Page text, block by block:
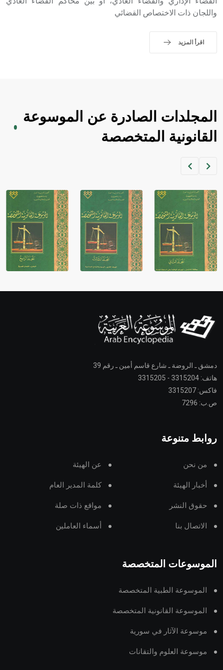
واللجان ذات الاختصاص القضائي
اقرأ المزيد
المجلدات الصادرة عن الموسوعة
القانونية المتخصصة
دمشق ـ الروضة ـ شارع قاسم أمين ـ رقم 39
هاتف: 3315204 - 3315205
فاكس: 3315207
ص.ب: 7296
روابط متنوعة
من نحن عن الهيئة
أخبار الهيئة كلمة المدير العام
حقوق النشر مواقع ذات صلة
الاتصال بنا أسماء العاملين
الموسوعات المتخصصة
الموسوعة الطبية المتخصصة
الموسوعة القانونية المتخصصة
موسوعة الآثار في سورية
موسوعة العلوم والتقانات